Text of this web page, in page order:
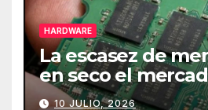
HARDWARE
La escasez de
en seco el
de PCs
10 JULIO, 2026